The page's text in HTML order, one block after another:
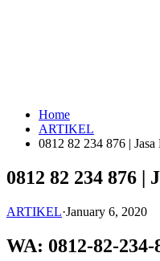
Home
ARTIKEL
0812 82 234 876 |
0812 82 234 876 |
ARTIKEL·January 6, 2020
WA: 0812-82-